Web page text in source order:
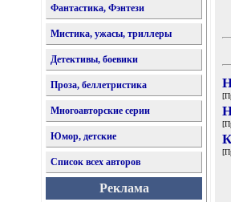
Фантастика, Фэнтези
Мистика, ужасы, триллеры
Детективы, боевики
Проза, беллетристика
Многоавторские серии
Юмор, детские
Список всех авторов
Реклама